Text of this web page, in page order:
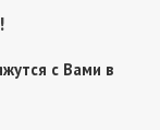
с Вами в